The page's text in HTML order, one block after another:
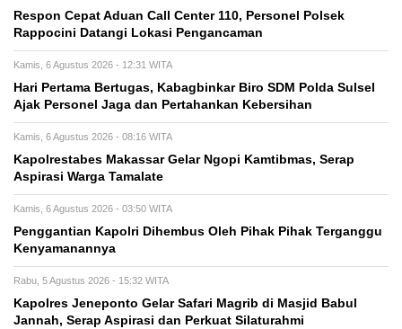
Respon Cepat Aduan Call Center 110, Personel Polsek
Rappocini Datangi Lokasi Pengancaman
Kamis, 6 Agustus 2026 - 12:31 WITA
Hari Pertama Bertugas, Kabagbinkar Biro SDM Polda Sulsel
Ajak Personel Jaga dan Pertahankan Kebersihan
Kamis, 6 Agustus 2026 - 08:16 WITA
Kapolrestabes Makassar Gelar Ngopi Kamtibmas, Serap
Aspirasi Warga Tamalate
Kamis, 6 Agustus 2026 - 03:50 WITA
Penggantian Kapolri Dihembus Oleh Pihak Pihak Terganggu
Kenyamanannya
Rabu, 5 Agustus 2026 - 15:32 WITA
Kapolres Jeneponto Gelar Safari Magrib di Masjid Babul
Jannah, Serap Aspirasi dan Perkuat Silaturahmi